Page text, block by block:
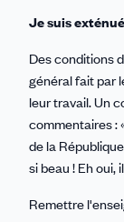
Je suis
Des conditions
général fait par
leur travail. Un
commentaires :
de la
si beau ! Eh oui,
Remettre